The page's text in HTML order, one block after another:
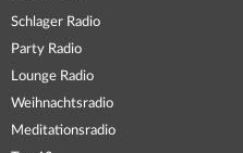
Schlager Radio
Party Radio
Lounge Radio
Weihnachtsradio
Meditationsradio